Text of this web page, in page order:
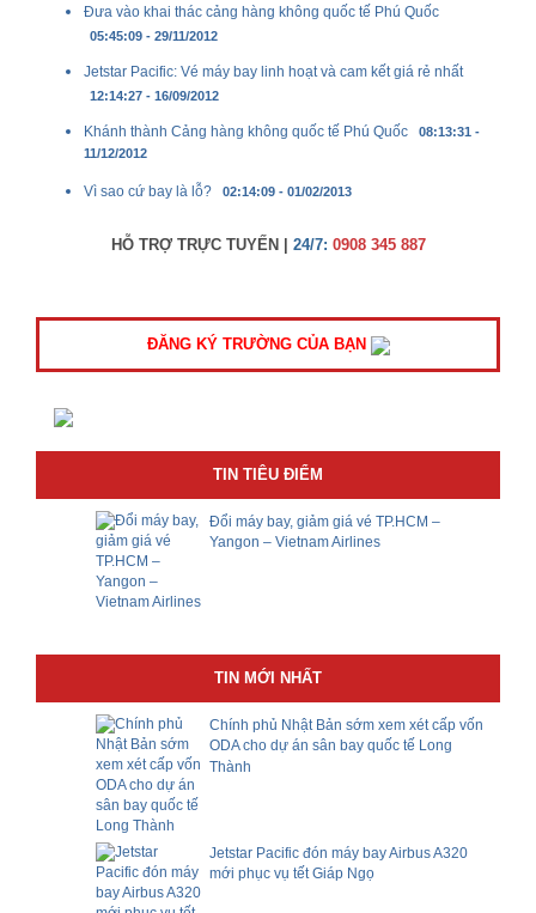
Đưa vào khai thác cảng hàng không quốc tế Phú Quốc
05:45:09 - 29/11/2012
Jetstar Pacific: Vé máy bay linh hoạt và cam kết giá rẻ nhất
12:14:27 - 16/09/2012
Khánh thành Cảng hàng không quốc tế Phú Quốc 08:13:31 -
11/12/2012
Vì sao cứ bay là lỗ? 02:14:09 - 01/02/2013
HỖ TRỢ TRỰC TUYẾN | 24/7: 0908 345 887
ĐĂNG KÝ TRƯỜNG CỦA BẠN
TIN TIÊU ĐIỂM
Đổi máy bay, giảm giá vé TP.HCM –
Yangon – Vietnam Airlines
TIN MỚI NHẤT
Chính phủ Nhật Bản sớm xem xét cấp vốn
ODA cho dự án sân bay quốc tế Long
Thành
Jetstar Pacific đón máy bay Airbus A320
mới phục vụ tết Giáp Ngọ